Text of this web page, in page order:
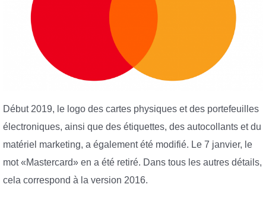
Début 2019, le logo des cartes physiques et des portefeuilles
électroniques, ainsi que des étiquettes, des autocollants et du
matériel marketing, a également été modifié. Le 7 janvier, le
mot «Mastercard» en a été retiré. Dans tous les autres détails,
cela correspond à la version 2016.